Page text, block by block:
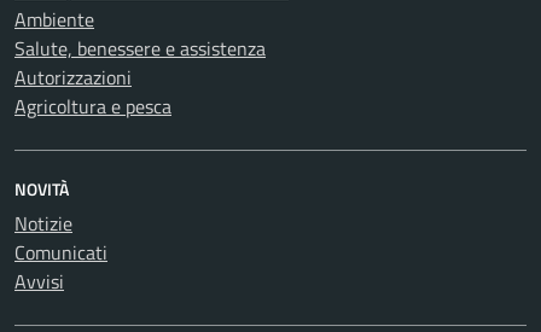
Ambiente
Salute, benessere e assistenza
Autorizzazioni
Agricoltura e pesca
NOVITÀ
Notizie
Comunicati
Avvisi